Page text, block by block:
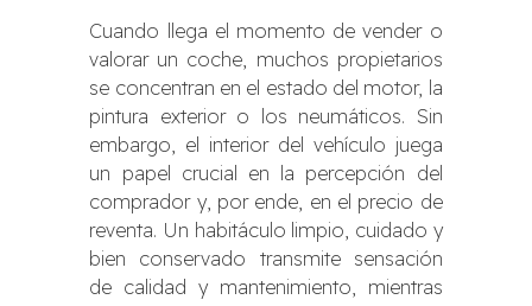
Cuando llega el momento de vender o
valorar un coche, muchos propietarios
se concentran en el estado del motor, la
pintura exterior o los neumáticos. Sin
embargo, el interior del vehículo juega
un papel crucial en la percepción del
comprador y, por ende, en el precio de
reventa. Un habitáculo limpio, cuidado y
bien conservado transmite sensación
de calidad y mantenimiento, mientras